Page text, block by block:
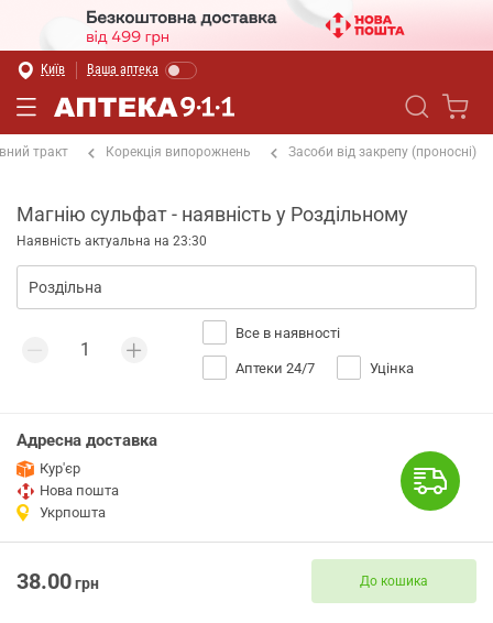
Київ Ваша аптека
тракт Корекція випорожнень Засоби від закрепу (проносні)
Магнію сульфат - наявність у Роздільному
Наявність актуальна на 23:30
Все в наявності
Аптеки 24/7 Уцінка
Адресна доставка
Кур'єр
Нова пошта
Укрпошта
38.00грн До кошика